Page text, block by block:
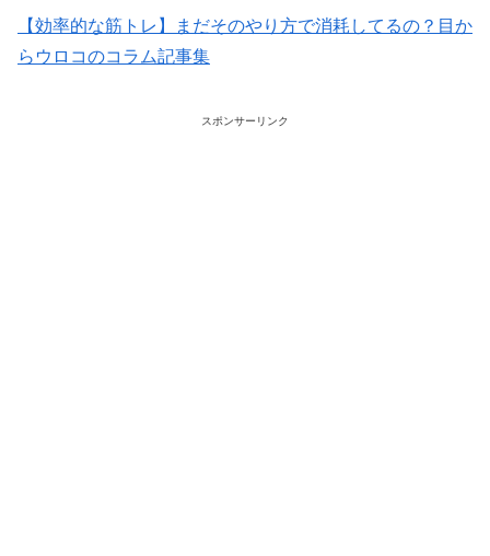
【効率的な筋トレ】まだそのやり方で消耗してるの？目か
らウロコのコラム記事集
スポンサーリンク